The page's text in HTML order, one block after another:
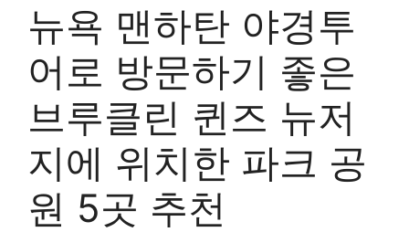
뉴욕 맨하탄 야경투
어로 방문하기 좋은
브루클린 퀸즈 뉴저
지에 위치한 파크 공
원 5곳 추천